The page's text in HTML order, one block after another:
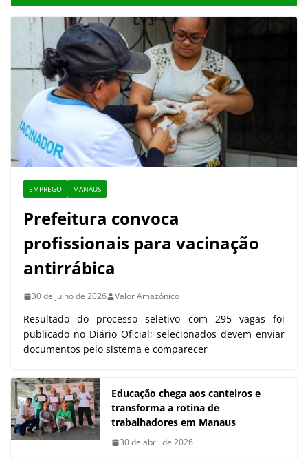
EMPREGO MANAUS
Prefeitura convoca
profissionais para vacinação
antirrábica
30 de julho de 2026 Valor Amazônico
Resultado do processo seletivo com 295 vagas foi
publicado no Diário Oficial; selecionados devem enviar
documentos pelo sistema e comparecer
Educação chega aos canteiros e
transforma a rotina de
trabalhadores em Manaus
30 de abril de 2026